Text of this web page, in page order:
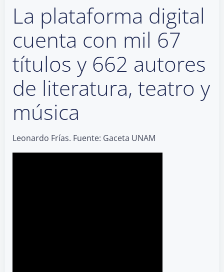
La plataforma digital
cuenta con mil 67
títulos y 662 autores
de literatura, teatro y
música
Leonardo Frías. Fuente: Gaceta UNAM